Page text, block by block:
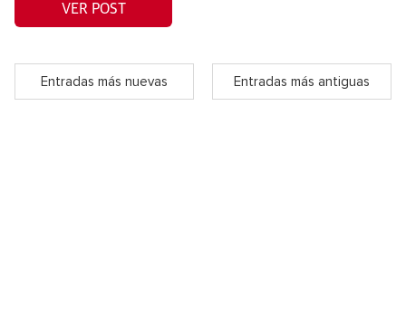
VER POST
Entradas más nuevas Entradas más antiguas